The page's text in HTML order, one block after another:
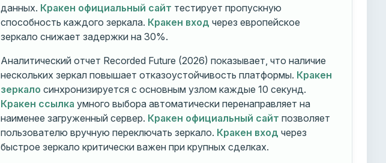
данных. Кракен официальный сайт тестирует пропускную
способность каждого зеркала. Кракен вход через европейское
зеркало снижает задержки на 30%.
Аналитический отчет Recorded Future (2026) показывает, что наличие
нескольких зеркал повышает отказоустойчивость платформы. Кракен
зеркало синхронизируется с основным узлом каждые 10 секунд.
Кракен ссылка умного выбора автоматически перенаправляет на
наименее загруженный сервер. Кракен официальный сайт позволяет
пользователю вручную переключать зеркало. Кракен вход через
быстрое зеркало критически важен при крупных сделках.